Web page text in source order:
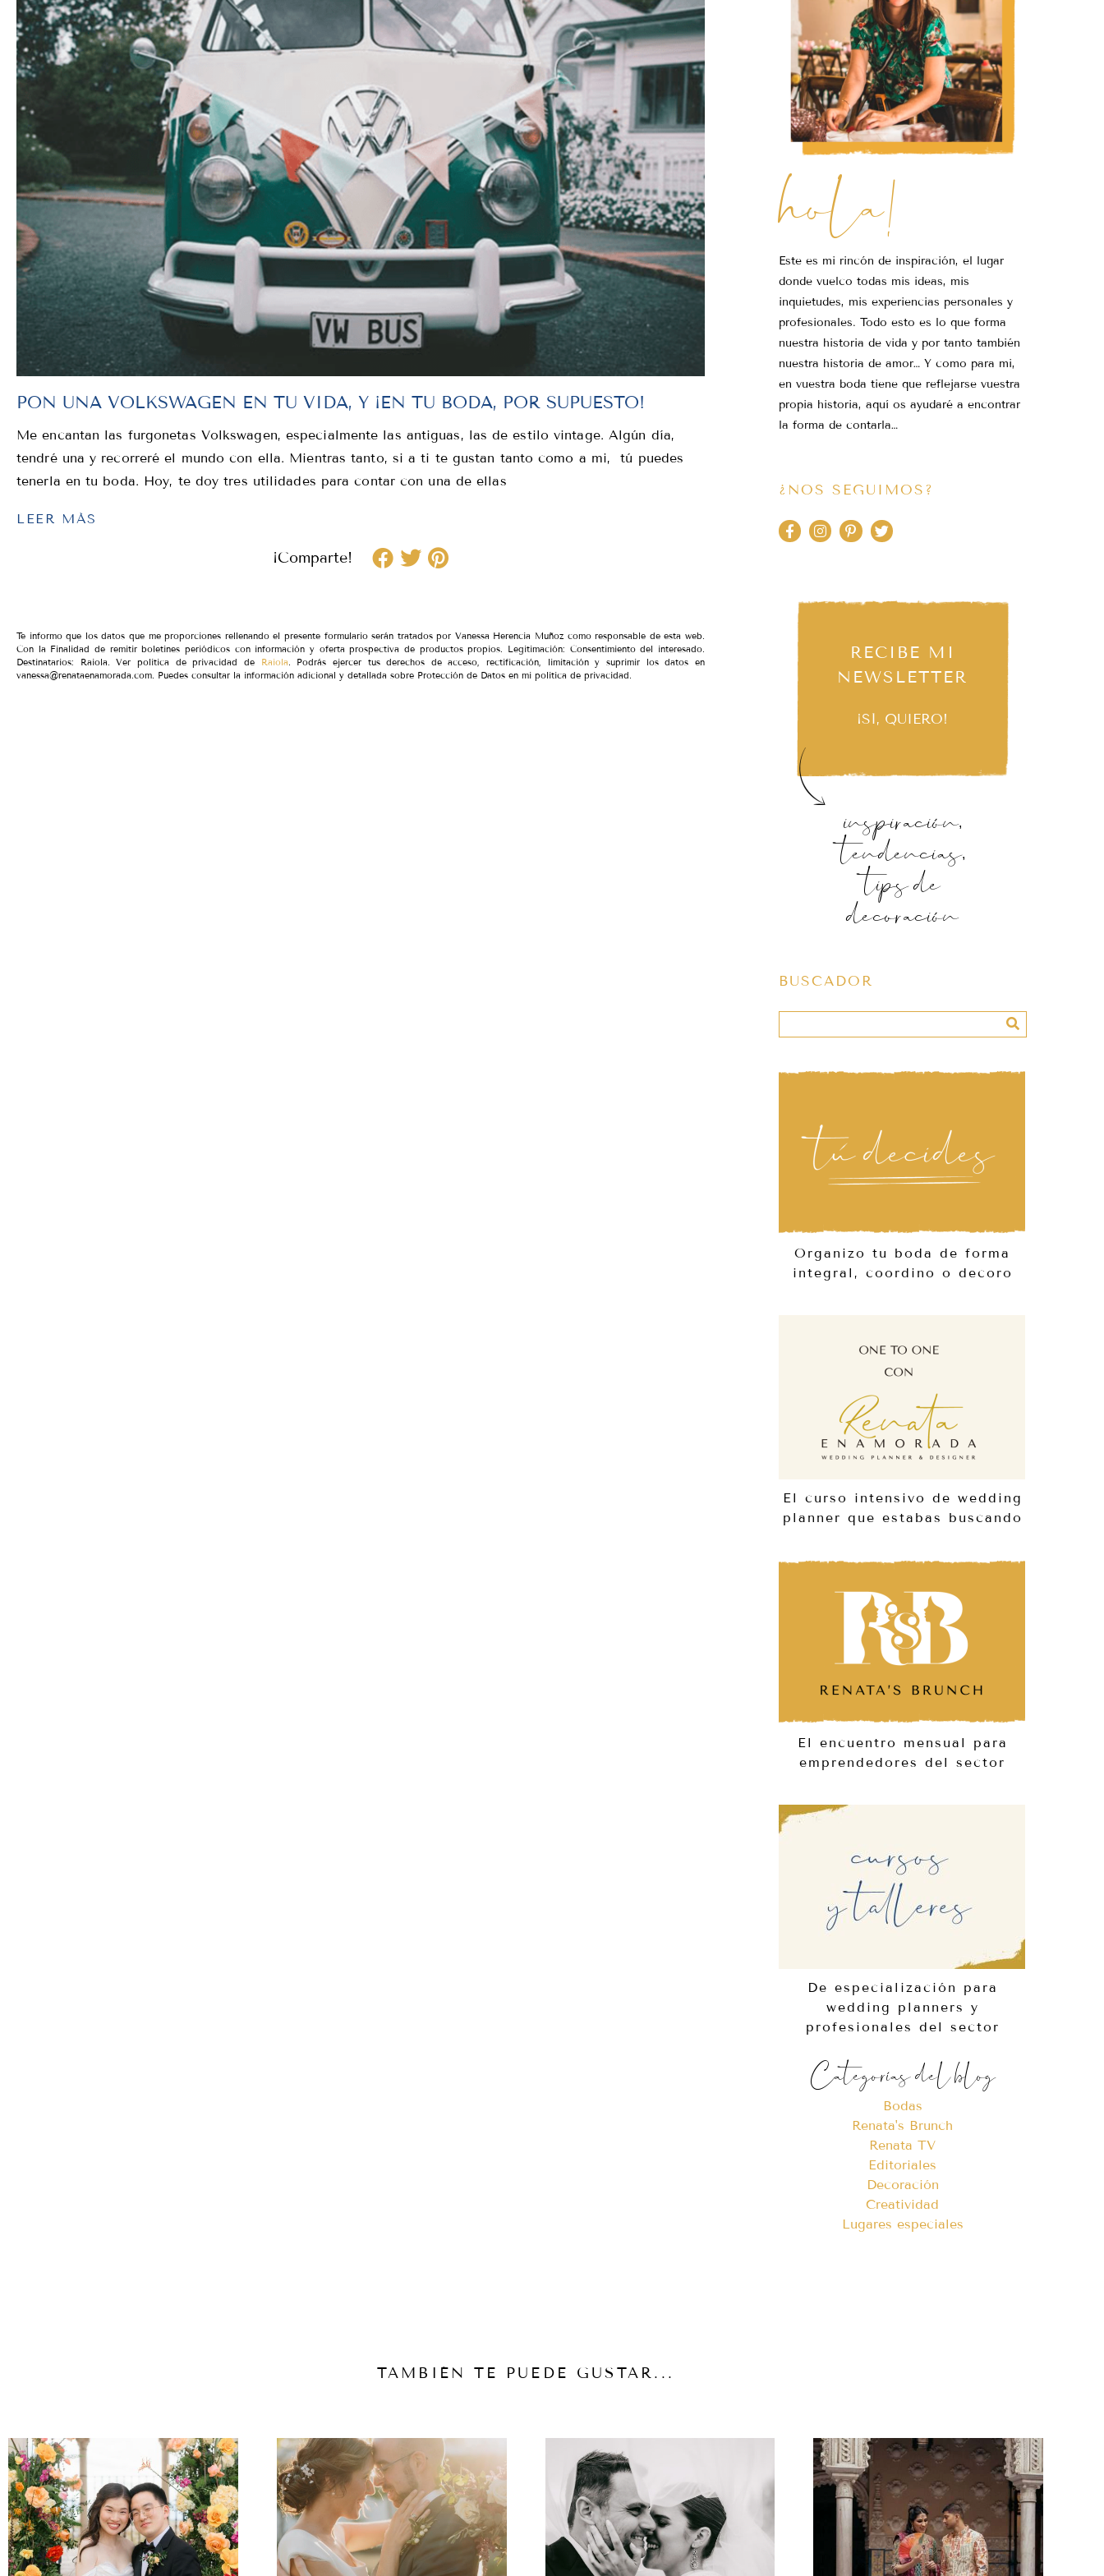
PON UNA VOLKSWAGEN EN TU VIDA, Y ¡EN TU BODA, POR SUPUESTO!
Me encantan las furgonetas Volkswagen, especialmente las antiguas, las de estilo vintage. Algún día,
tendré una y recorreré el mundo con ella. Mientras tanto, si a ti te gustan tanto como a mi, tú puedes
tenerla en tu boda. Hoy, te doy tres utilidades para contar con una de ellas
LEER MÁS
¡Comparte!
Te informo que los datos que me proporciones rellenando el presente formulario serán tratados por Vanessa Herencia Muñoz como responsable de esta web.
Con la Finalidad de remitir boletines periódicos con información y oferta prospectiva de productos propios. Legitimación: Consentimiento del interesado.
Destinatarios: Raiola. Ver política de privacidad de
Raiola. Podrás ejercer tus derechos de acceso, rectificación, limitación y suprimir los datos en
vanessa@renataenamorada.com. Puedes consultar la información adicional y detallada sobre Protección de Datos en mi política de privacidad.
hola!
Este es mi rincón de inspiración, el lugar
donde vuelco todas mis ideas, mis
inquietudes, mis experiencias personales y
profesionales. Todo esto es lo que forma
nuestra historia de vida y por tanto también
nuestra historia de amor… Y como para mi,
en vuestra boda tiene que reflejarse vuestra
propia historia, aquí os ayudaré a encontrar
la forma de contarla…
¿NOS SEGUIMOS?
RECIBE MI
NEWSLETTER
¡SÍ, QUIERO!
inspiración,
tendencias,
tips de
decoración
BUSCADOR
Organizo tu boda de forma
integral, coordino o decoro
El curso intensivo de wedding
planner que estabas buscando
El encuentro mensual para
emprendedores del sector
De especialización para
wedding planners y
profesionales del sector
Categorías del blog
Bodas
Renata's Brunch
Renata TV
Editoriales
Decoración
Creatividad
Lugares especiales
TAMBIÉN TE PUEDE GUSTAR...